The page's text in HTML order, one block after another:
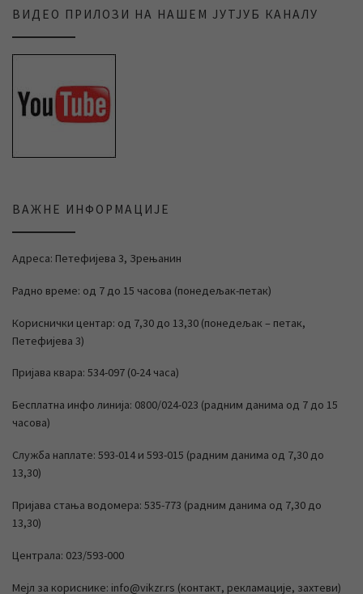
ВИДЕО ПРИЛОЗИ НА НАШЕМ ЈУТЈУБ КАНАЛУ
ВАЖНЕ ИНФОРМАЦИЈЕ
Адреса: Петефијева 3, Зрењанин
Радно време: од 7 до 15 часова (понедељак-петак)
Кориснички центар: од 7,30 до 13,30 (понедељак – петак,
Петефијева 3)
Пријава квара: 534-097 (0-24 часа)
Бесплатна инфо линија: 0800/024-023 (радним данима од 7 до 15
часова)
Служба наплате: 593-014 и 593-015 (радним данима од 7,30 до
13,30)
Пријава стања водомера: 535-773 (радним данима од 7,30 до
13,30)
Централа: 023/593-000
Мејл за кориснике: info@vikzr.rs (контакт, рекламације, захтеви)